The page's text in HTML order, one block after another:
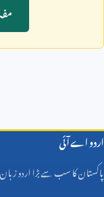
اردو اے آئی
پاکستان کا سب سے بڑا اردو